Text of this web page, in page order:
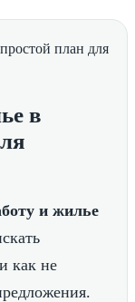
в
и жилье
как не